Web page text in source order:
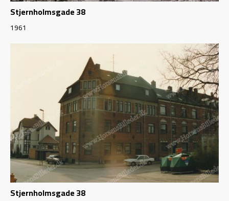
Stjernholmsgade 38
1961
Stjernholmsgade 38